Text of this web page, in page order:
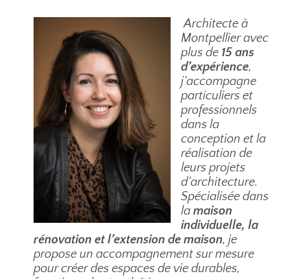
Architecte à
Montpellier avec
plus de 15 ans
d’expérience,
j’accompagne
particuliers et
professionnels
dans la
conception et la
réalisation de
leurs projets
d’architecture.
Spécialisée dans
lamaison
individuelle, la
rénovation et l’extension de maison, je
propose un accompagnement sur mesure
pour créer des espaces de vie durables,